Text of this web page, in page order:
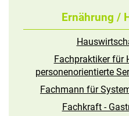
Ernährung /
Fachpraktiker für
personenorientierte
Fachmann für
Fachkraft -